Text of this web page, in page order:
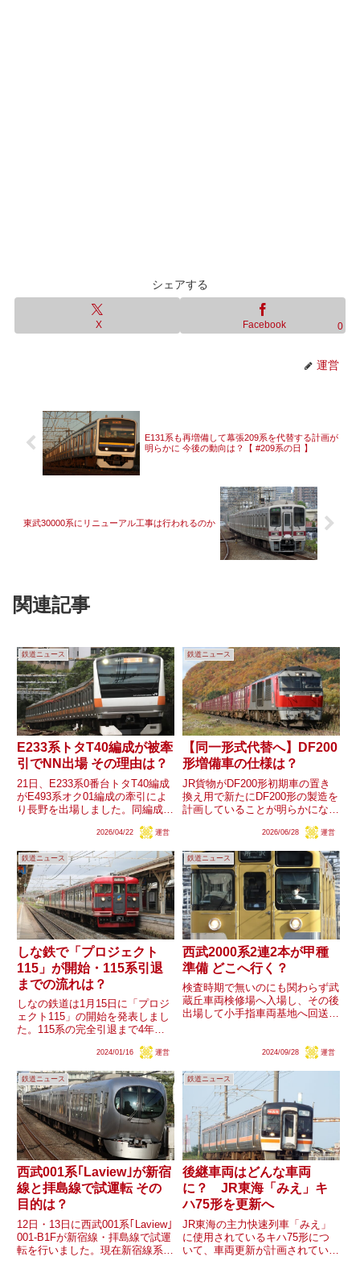
シェアする
X Facebook 0
運営
E131系も再増備して幕張209系を代替する計画が
明らかに 今後の動向は？【 #209系の日 】
東武30000系にリニューアル工事は行われるのか
関連記事
鉄道ニュース
E233系トタT40編成が被牽
引でNN出場 その理由は？
21日、E233系0番台トタT40編成
がE493系オク01編成の牽引によ
り長野を出場しました。同編成は
後、更新のため長野に入場中のグ
車として運用されています。通常
はグリーン車を元...
2026/04/22 運営
鉄道ニュース
【同一形式代替へ】DF200
形増備車の仕様は？
JR貨物がDF200形初期車の置き
換え用で新たにDF200形の製造を
計画していることが明らかになり
えという、0系新幹線や都営10-
1つ増えることになりそうです。
JR貨物のDF20...
2026/06/28 運営
鉄道ニュース
しな鉄で「プロジェクト
115」が開始・115系引退
までの流れは？
しなの鉄道は1月15日に「プロジ
ェクト115」の開始を発表しまし
た。115系の完全引退まで4年と
変更を含む各種企画を行うとのこ
とです。一方、かねてより導入が
進む新型SR1系は、その導入計画
から遅くとも2028年...
2024/01/16 運営
鉄道ニュース
西武2000系2連2本が甲種
準備 どこへ行く？
検査時期で無いのにも関わらず武
蔵丘車両検修場へ入場し、その後
出場して小手指車両基地へ回送さ
甲種輸送の準備と見られる動きが
車・解体となる...
2024/09/28 運営
鉄道ニュース
西武001系｢Laview｣が新宿
線と拝島線で試運転 その
目的は？
12日・13日に西武001系｢Laview｣
001-B1Fが新宿線・拝島線で試運
転を行いました。現在新宿線系統
鉄道ニュース
後継車両はどんな車両
に？ JR東海「みえ」キ
ハ75形を更新へ
JR東海の主力快速列車「みえ」
に使用されているキハ75形につ
いて、車両更新が計画されている